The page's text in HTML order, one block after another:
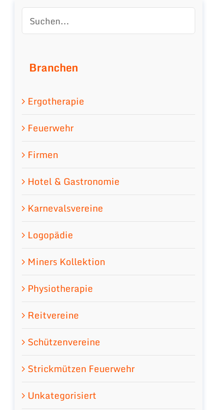
Branchen
Ergotherapie
Feuerwehr
Firmen
Hotel & Gastronomie
Karnevalsvereine
Logopädie
Miners Kollektion
Physiotherapie
Reitvereine
Schützenvereine
Strickmützen Feuerwehr
Unkategorisiert